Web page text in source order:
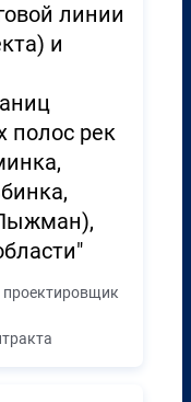
линии
и
полос рек
проектировщик